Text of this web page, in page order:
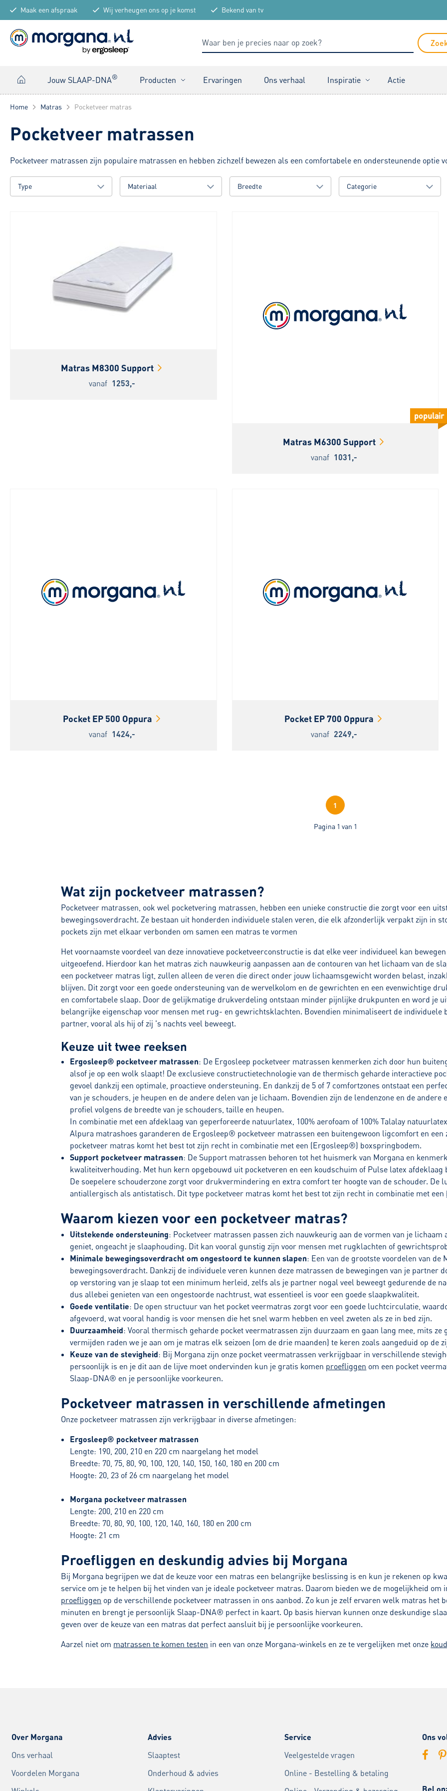
Maak een afspraak Wij verheugen ons op je komst Bekend van tv
Jouw SLAAP-DNA® Producten Ervaringen Ons verhaal Inspiratie Actie
Home Matras Pocketveer matras
Pocketveer matrassen
Pocketveer matrassen zijn populaire matrassen en hebben zichzelf bewezen als een comfortabele en ondersteunende optie
Type Materiaal Breedte Categorie
Matras M8300 Support
vanaf 1253,-
populair
Matras M6300 Support
vanaf 1031,-
Pocket EP 500 Oppura
vanaf 1424,-
Pocket EP 700 Oppura
vanaf 2249,-
1
Pagina 1 van 1
Wat zijn pocketveer matrassen?
Pocketveer matrassen, ook wel pocketvering matrassen, hebben een unieke constructie die zorgt voor een
bewegingsoverdracht. Ze bestaan uit honderden individuele stalen veren, die elk afzonderlijk verpakt zijn in
pockets zijn met elkaar verbonden om samen een matras te vormen
Het voornaamste voordeel van deze innovatieve pocketveerconstructie is dat elke veer individueel kan
uitgeoefend. Hierdoor kan het matras zich nauwkeurig aanpassen aan de contouren van het lichaam van de
een pocketveer matras ligt, zullen alleen de veren die direct onder jouw lichaamsgewicht worden belast,
blijven. Dit zorgt voor een goede ondersteuning van de wervelkolom en de gewrichten en een evenwichtige
en comfortabele slaap. Door de gelijkmatige drukverdeling ontstaan minder pijnlijke drukpunten en word je
belangrijke eigenschap voor mensen met rug- en gewrichtsklachten. Bovendien minimaliseert de individuele
partner, vooral als hij of zij 's nachts veel beweegt.
Keuze uit twee reeksen
Ergosleep® pocketveer matrassen: De Ergosleep pocketveer matrassen kenmerken zich door hun
alsof je op een wolk slaapt! De exclusieve constructietechnologie van de thermisch geharde interactieve
gevoel dankzij een optimale, proactieve ondersteuning. En dankzij de 5 of 7 comfortzones ontstaat een
van je schouders, je heupen en de andere delen van je lichaam. Bovendien zijn de lendenzone en de
profiel volgens de breedte van je schouders, taille en heupen.
In combinatie met een afdeklaag van geperforeerde natuurlatex, 100% aerofoam of 100% Talalay
Alpura matrashoes garanderen de Ergosleep® pocketveer matrassen een buitengewoon ligcomfort en
pocketveer matras komt het best tot zijn recht in combinatie met een (Ergosleep®) boxspringbodem.
Support pocketveer matrassen: De Support matrassen behoren tot het huismerk van Morgana en
kwaliteitverhouding. Met hun kern opgebouwd uit pocketveren en een koudschuim of Pulse latex
De soepelere schouderzone zorgt voor drukvermindering en extra comfort ter hoogte van de schouder. De
antiallergisch als antistatisch. Dit type pocketveer matras komt het best tot zijn recht in combinatie met een
Waarom kiezen voor een pocketveer matras?
Uitstekende ondersteuning: Pocketveer matrassen passen zich nauwkeurig aan de vormen van je
geniet, ongeacht je slaaphouding. Dit kan vooral gunstig zijn voor mensen met rugklachten of
Minimale bewegingsoverdracht om ongestoord te kunnen slapen: Een van de grootste voordelen van
bewegingsoverdracht. Dankzij de individuele veren kunnen deze matrassen de bewegingen van je partner
op verstoring van je slaap tot een minimum herleid, zelfs als je partner nogal veel beweegt gedurende de
dus allebei genieten van een ongestoorde nachtrust, wat essentieel is voor een goede slaapkwaliteit.
Goede ventilatie: De open structuur van het pocket veermatras zorgt voor een goede luchtcirculatie,
afgevoerd, wat vooral handig is voor mensen die het snel warm hebben en veel zweten als ze in bed zijn.
Duurzaamheid: Vooral thermisch geharde pocket veermatrassen zijn duurzaam en gaan lang mee, mits
vermijden raden we je aan om je matras elk seizoen (om de drie maanden) te keren zoals aangeduid op de
Keuze van de stevigheid: Bij Morgana zijn onze pocket veermatrassen verkrijgbaar in verschillende
persoonlijk is en je dit aan de lijve moet ondervinden kun je gratis komen proefliggen om een pocket
Slaap-DNA® en je persoonlijke voorkeuren.
Pocketveer matrassen in verschillende afmetingen
Onze pocketveer matrassen zijn verkrijgbaar in diverse afmetingen:
Ergosleep® pocketveer matrassen
Lengte: 190, 200, 210 en 220 cm naargelang het model
Breedte: 70, 75, 80, 90, 100, 120, 140, 150, 160, 180 en 200 cm
Hoogte: 20, 23 of 26 cm naargelang het model
Morgana pocketveer matrassen
Lengte: 200, 210 en 220 cm
Breedte: 70, 80, 90, 100, 120, 140, 160, 180 en 200 cm
Hoogte: 21 cm
Proefliggen en deskundig advies bij Morgana
Bij Morgana begrijpen we dat de keuze voor een matras een belangrijke beslissing is en kun je rekenen op
service om je te helpen bij het vinden van je ideale pocketveer matras. Daarom bieden we de mogelijkheid om
proefliggen op de verschillende pocketveer matrassen in ons aanbod. Zo kun je zelf ervaren welk matras het
minuten en brengt je persoonlijk Slaap-DNA® perfect in kaart. Op basis hiervan kunnen onze deskundige
geven over de keuze van een matras dat perfect aansluit bij je persoonlijke voorkeuren.
Aarzel niet om matrassen te komen testen in een van onze Morgana-winkels en ze te vergelijken met onze
Over Morgana
Ons verhaal
Voordelen Morgana
Advies
Slaaptest
Onderhoud & advies
Service
Veelgestelde vragen
Online - Bestelling & betaling
Ons
Bel